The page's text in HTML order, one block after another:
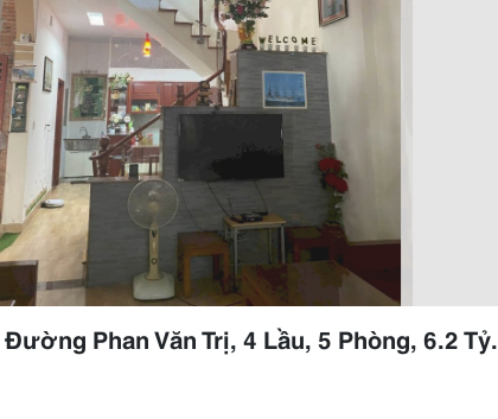
Phan Văn Trị, 4 Lầu, 5 Phòng, 6.2 Tỷ.